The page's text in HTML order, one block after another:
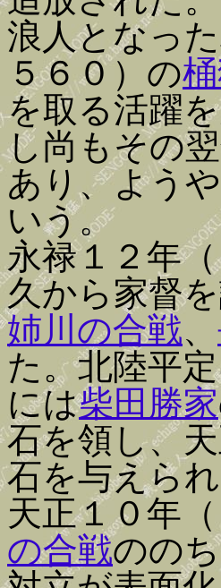
浪人となっ
５６０）の
を取る活躍
し尚もその
あり、よう
いう。
永禄１２年
久から家督
姉川の合戦、
た。北陸平
には柴田勝家
石を領し、
石を与えら
天正１０年
の合戦のの